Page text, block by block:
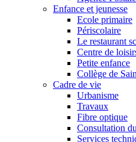
Enfance et jeunesse
Ecole primaire
Périscolaire
Le restaurant
Centre de
Petite enfance
Collège de
Cadre de vie
Urbanisme
Travaux
Fibre optique
Consultation
Services